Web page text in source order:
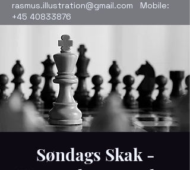
rasmus.illustration@gmail.com Mobile:
+45 40833876
Søndags Skak -